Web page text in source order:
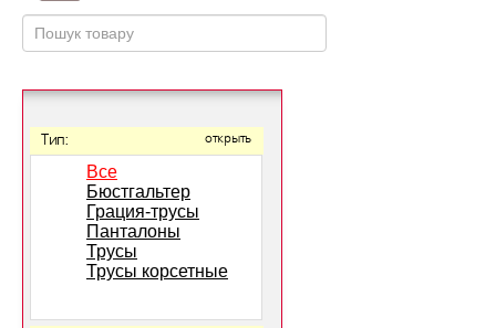
Тип: открыть
Все
Бюстгальтер
Грация-трусы
Панталоны
Трусы
Трусы корсетные